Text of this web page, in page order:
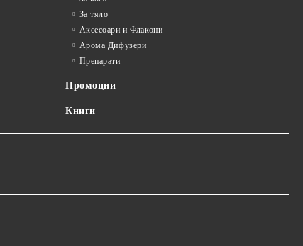
За тяло
Аксесоари и Флакони
Арома Дифузери
Препарати
Промоции
Книги